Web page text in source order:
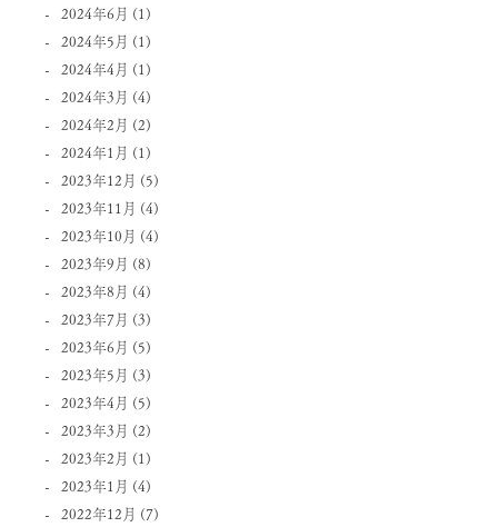
2024年6月 (1)
2024年5月 (1)
2024年4月 (1)
2024年3月 (4)
2024年2月 (2)
2024年1月 (1)
2023年12月 (5)
2023年11月 (4)
2023年10月 (4)
2023年9月 (8)
2023年8月 (4)
2023年7月 (3)
2023年6月 (5)
2023年5月 (3)
2023年4月 (5)
2023年3月 (2)
2023年2月 (1)
2023年1月 (4)
2022年12月 (7)